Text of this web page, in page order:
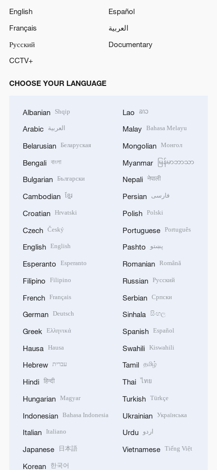
English
Español
Français
العربية
Русский
Documentary
CCTV+
CHOOSE YOUR LANGUAGE
Albanian Shqip
Arabic العربية
Belarusian Беларуская
Bengali বাংলা
Bulgarian Български
Cambodian ខ្មែរ
Croatian Hrvatski
Czech Český
English English
Esperanto Esperanto
Filipino Filipino
French Français
German Deutsch
Greek Ελληνικά
Hausa Hausa
Hebrew עברית
Hindi हिन्दी
Hungarian Magyar
Indonesian Bahasa Indonesia
Italian Italiano
Japanese 日本語
Korean 한국어
Lao ລາວ
Malay Bahasa Melayu
Mongolian Монгол
Myanmar မြန်မာဘာသာ
Nepali नेपाली
Persian فارسی
Polish Polski
Portuguese Português
Pashto پښتو
Romanian Română
Russian Русский
Serbian Српски
Sinhala සිංහල
Spanish Español
Swahili Kiswahili
Tamil தமிழ்
Thai ไทย
Turkish Türkçe
Ukrainian Українська
Urdu اردو
Vietnamese Tiếng Việt